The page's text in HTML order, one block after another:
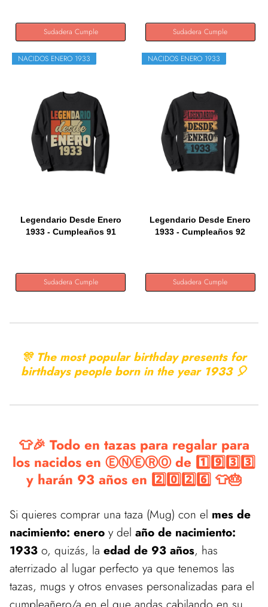
Sudadera Cumple Sudadera Cumple
NACIDOS ENERO 1933
Legendario Desde Enero
1933 - Cumpleaños 91
Sudadera Cumple
NACIDOS ENERO 1933
Legendario Desde Enero
1933 - Cumpleaños 92
Sudadera Cumple
🎊 The most popular birthday presents for
birthdays people born in the year 1933 🎈
👕🎉 Todo en tazas para regalar para
los nacidos en ⒺⓃⒺⓇⓄ de 1️⃣9️⃣3️⃣3️⃣
y harán 93 años en 2️⃣0️⃣2️⃣6️⃣ 👕🎂
Si quieres comprar una taza (Mug) con el mes de
nacimiento: enero y del año de nacimiento:
1933 o, quizás, la edad de 93 años, has
aterrizado al lugar perfecto ya que tenemos las
tazas, mugs y otros envases personalizadas para el